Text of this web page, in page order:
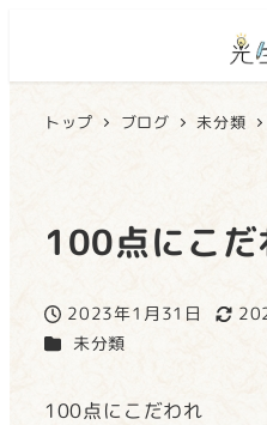
トップ ブログ 未分類
100点にこだ
投稿日
2023年1月31日
更新日
カテゴリー
未分類
100点にこだわれ